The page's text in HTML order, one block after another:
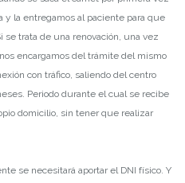
y la entregamos al paciente para que
se trata de una renovación, una vez
encargamos del trámite del mismo
con tráfico, saliendo del centro
Periodo durante el cual se recibe
domicilio, sin tener que realizar
se necesitará aportar el DNI físico. Y